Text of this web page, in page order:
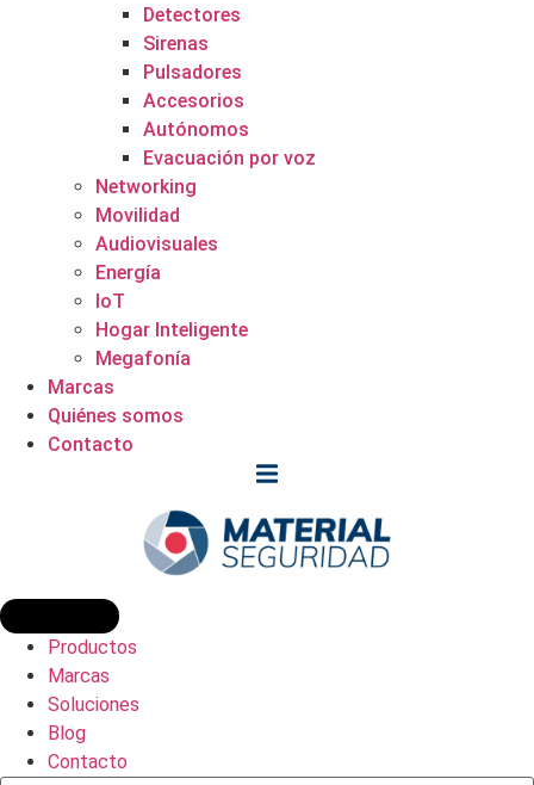
Detectores
Sirenas
Pulsadores
Accesorios
Autónomos
Evacuación por voz
Networking
Movilidad
Audiovisuales
Energía
IoT
Hogar Inteligente
Megafonía
Marcas
Quiénes somos
Contacto
Productos
Marcas
Soluciones
Blog
Contacto